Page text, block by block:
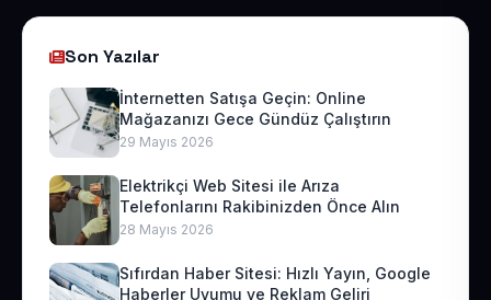
Son Yazılar
İnternetten Satışa Geçin: Online
Mağazanızı Gece Gündüz Çalıştırın
29 Mayıs 2026
Elektrikçi Web Sitesi ile Arıza
Telefonlarını Rakibinizden Önce Alın
28 Mayıs 2026
Sıfırdan Haber Sitesi: Hızlı Yayın, Google
Haberler Uyumu ve Reklam Geliri